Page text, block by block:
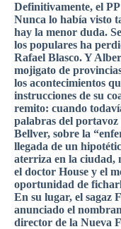
Definitivamente, el PP
Nunca lo había visto
hay la menor duda.
los populares ha
Rafael Blasco. Y
mojigato de
los acontecimientos
instrucciones de su
remito: cuando
palabras del portavoz
Bellver, sobre la
llegada de un
aterriza en la ciudad,
el doctor House y el
oportunidad de
En su lugar, el sagaz
anunciado el
director de la Nueva